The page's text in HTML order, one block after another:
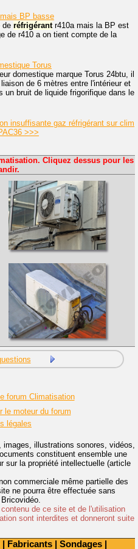
| Fabricants | Sondages |
BP basse
de réfrigérantr410a mais la BP est
de r410 a on tient compte de la
Torus
domestique marque Torus 24btu, il
de 6 mètres entre l'intérieur et
un bruit de liquide frigorifique dans le
insuffisante gaz réfrigérant sur clim
>>>
Cliquez dessus pour les
forum Climatisation
le moteur du forum
légales
images, illustrations sonores, vidéos,
constituent ensemble une
sur la propriété intellectuelle (article
commerciale même partielle des
ne pourra être effectuée sans
de ce site et de l'utilisation
sont interdites et donneront suite